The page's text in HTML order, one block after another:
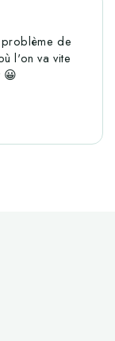
de
l'on va vite
😀